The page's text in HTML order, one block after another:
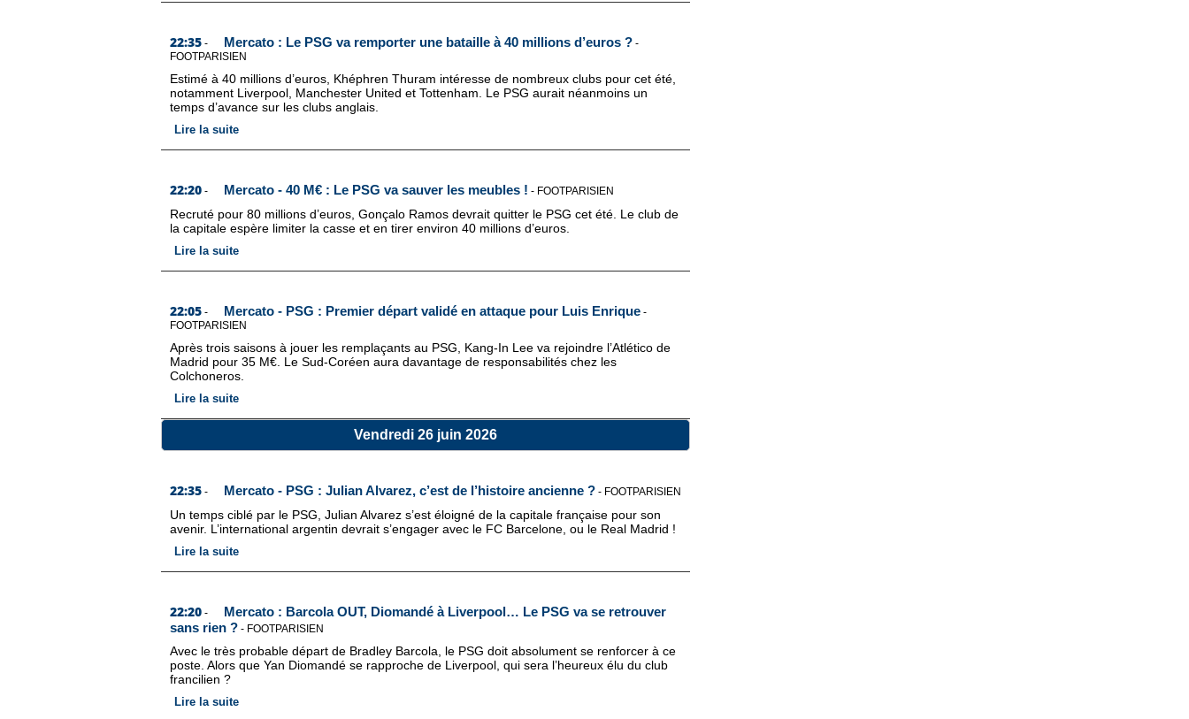
22:35 - Mercato : Le PSG va remporter une bataille à 40 millions d’euros ? -
FOOTPARISIEN
Estimé à 40 millions d’euros, Khéphren Thuram intéresse de nombreux clubs pour cet été,
notamment Liverpool, Manchester United et Tottenham. Le PSG aurait néanmoins un
temps d’avance sur les clubs anglais.
Lire la suite
22:20 - Mercato - 40 M€ : Le PSG va sauver les meubles ! - FOOTPARISIEN
Recruté pour 80 millions d’euros, Gonçalo Ramos devrait quitter le PSG cet été. Le club de
la capitale espère limiter la casse et en tirer environ 40 millions d’euros.
Lire la suite
22:05 - Mercato - PSG : Premier départ validé en attaque pour Luis Enrique -
FOOTPARISIEN
Après trois saisons à jouer les remplaçants au PSG, Kang-In Lee va rejoindre l’Atlético de
Madrid pour 35 M€. Le Sud-Coréen aura davantage de responsabilités chez les
Colchoneros.
Lire la suite
Vendredi 26 juin 2026
22:35 - Mercato - PSG : Julian Alvarez, c’est de l’histoire ancienne ? - FOOTPARISIEN
Un temps ciblé par le PSG, Julian Alvarez s’est éloigné de la capitale française pour son
avenir. L’international argentin devrait s’engager avec le FC Barcelone, ou le Real Madrid !
Lire la suite
22:20 -
Mercato : Barcola OUT, Diomandé à Liverpool… Le PSG va se retrouver
sans rien ? - FOOTPARISIEN
Avec le très probable départ de Bradley Barcola, le PSG doit absolument se renforcer à ce
poste. Alors que Yan Diomandé se rapproche de Liverpool, qui sera l’heureux élu du club
francilien ?
Lire la suite